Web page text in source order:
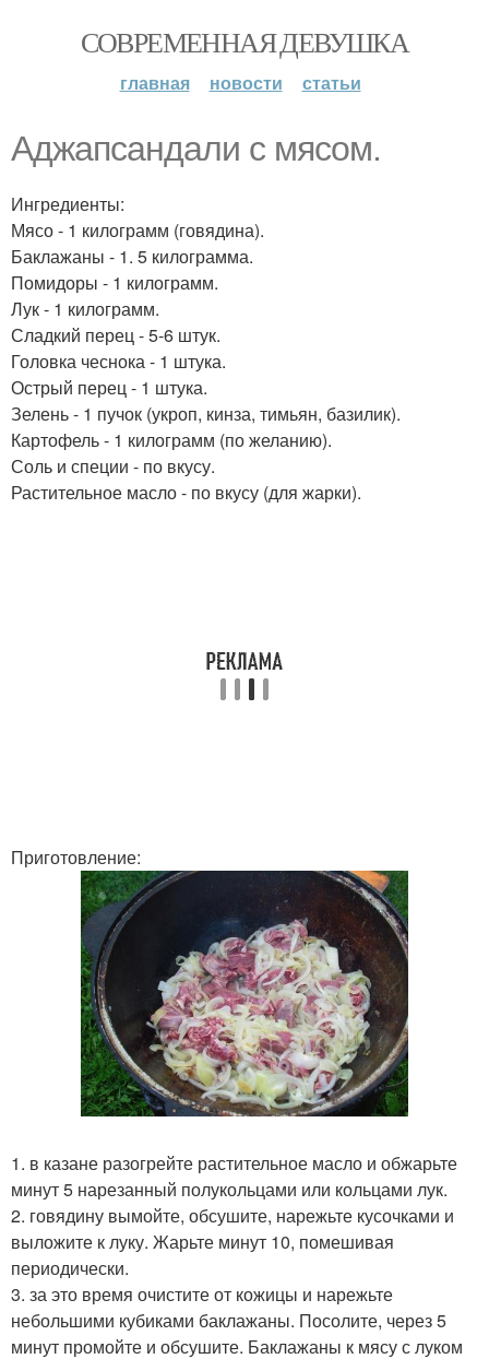
СОВРЕМЕННАЯ ДЕВУШКА
главная новости статьи
Аджапсандали с мясом.
Ингредиенты:
Мясо - 1 килограмм (говядина).
Баклажаны - 1. 5 килограмма.
Помидоры - 1 килограмм.
Лук - 1 килограмм.
Сладкий перец - 5-6 штук.
Головка чеснока - 1 штука.
Острый перец - 1 штука.
Зелень - 1 пучок (укроп, кинза, тимьян, базилик).
Картофель - 1 килограмм (по желанию).
Соль и специи - по вкусу.
Растительное масло - по вкусу (для жарки).
Приготовление:
1. в казане разогрейте растительное масло и обжарьте
минут 5 нарезанный полукольцами или кольцами лук.
2. говядину вымойте, обсушите, нарежьте кусочками и
выложите к луку. Жарьте минут 10, помешивая
периодически.
3. за это время очистите от кожицы и нарежьте
небольшими кубиками баклажаны. Посолите, через 5
минут промойте и обсушите. Баклажаны к мясу с луком